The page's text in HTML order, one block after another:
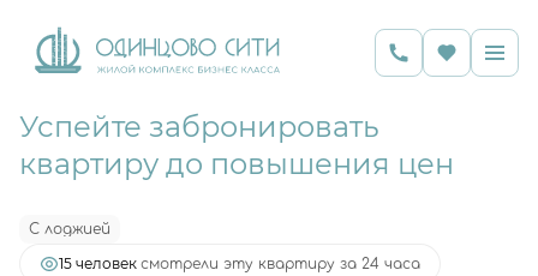
Успейте забронировать
квартиру до повышения цен
1-комнатная 37.9 м 2
Ипотекаот 20 794 руб.
С лоджией
15 человек смотрели эту квартиру за 24 часа